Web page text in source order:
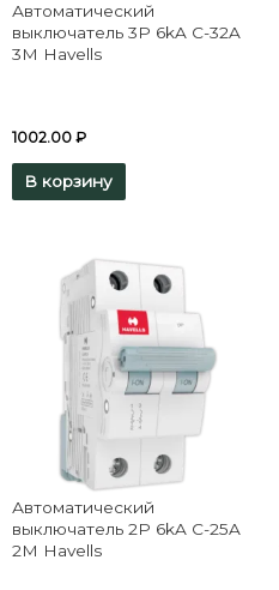
Автоматический
выключатель 3P 6kA C-32A
3M Havells
1002.00 ₽
В корзину
Автоматический
выключатель 2P 6kA C-25A
2M Havells